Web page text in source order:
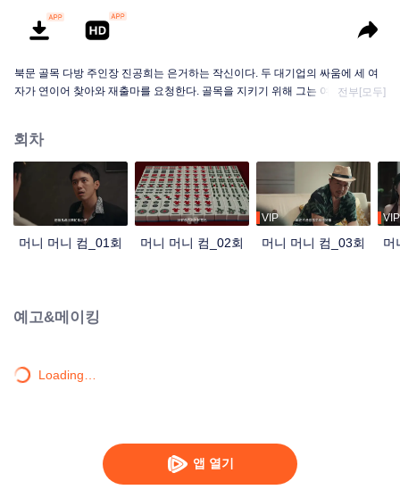
앱 열기
북문 골목 다방 주인장 진공희는 은거하는 작신이다. 두 대기업의 싸움에 세 여
자가 연이어 찾아와 재출마를 요청한다. 골목을 지키기 위해 그는 여인들과 손
에 오랫동안 묻혀 있던 출생의 비밀이 의외로 드러나는데…
전부[모두]
회차
머니 머니 컴_01회 머니 머니 컴_02회
VIP
머니 머니 컴_03회
VIP
머
예고&메이킹
Loading…